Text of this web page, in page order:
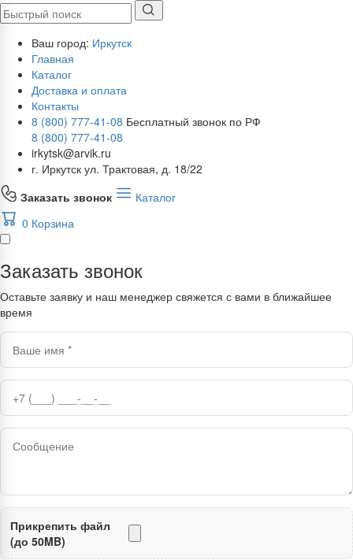
Ваш город: Иркутск
Главная
Каталог
Доставка и оплата
Контакты
8 (800) 777-41-08 Бесплатный звонок по РФ
8 (800) 777-41-08
irkytsk@arvik.ru
г. Иркутск ул. Трактовая, д. 18/22
Заказать звонок
Каталог
0 Корзина
Заказать звонок
Оставьте заявку и наш менеджер свяжется с вами в ближайшее
время
Прикрепить файл
(до 50MB)